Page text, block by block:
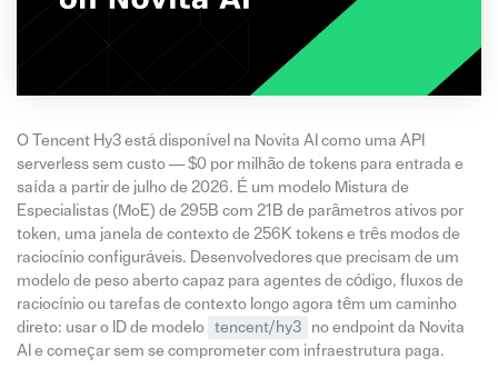
O Tencent Hy3 está disponível na Novita AI como uma API
serverless sem custo — $0 por milhão de tokens para entrada e
saída a partir de julho de 2026. É um modelo Mistura de
Especialistas (MoE) de 295B com 21B de parâmetros ativos por
token, uma janela de contexto de 256K tokens e três modos de
raciocínio configuráveis. Desenvolvedores que precisam de um
modelo de peso aberto capaz para agentes de código, fluxos de
raciocínio ou tarefas de contexto longo agora têm um caminho
direto: usar o ID de modelo tencent/hy3
no endpoint da Novita
AI e começar sem se comprometer com infraestrutura paga.